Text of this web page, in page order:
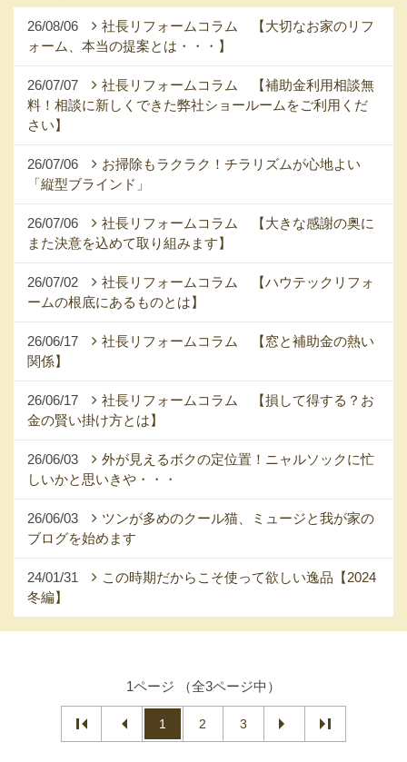
26/08/06
社長リフォームコラム 【大切なお家のリフ
ォーム、本当の提案とは・・・】
26/07/07
社長リフォームコラム 【補助金利用相談無
料！相談に新しくできた弊社ショールームをご利用くだ
さい】
26/07/06
お掃除もラクラク！チラリズムが心地よい
「縦型ブラインド」
26/07/06
社長リフォームコラム 【大きな感謝の奥に
また決意を込めて取り組みます】
26/07/02
社長リフォームコラム 【ハウテックリフォ
ームの根底にあるものとは】
26/06/17
社長リフォームコラム 【窓と補助金の熱い
関係】
26/06/17
社長リフォームコラム 【損して得する？お
金の賢い掛け方とは】
26/06/03
外が見えるボクの定位置！ニャルソックに忙
しいかと思いきや・・・
26/06/03
ツンが多めのクール猫、ミュージと我が家の
ブログを始めます
24/01/31
この時期だからこそ使って欲しい逸品【2024
冬編】
1ページ （全3ページ中）
1 2 3